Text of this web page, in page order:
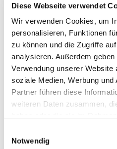
Diese Webseite verwendet
Wir verwenden Cookies, um
personalisieren, Funktionen
zu können und die Zugriffe
analysieren. Außerdem
Verwendung unserer Website
soziale Medien, Werbung
Partner führen diese
weiteren Daten zusammen,
Notwendig
Dies